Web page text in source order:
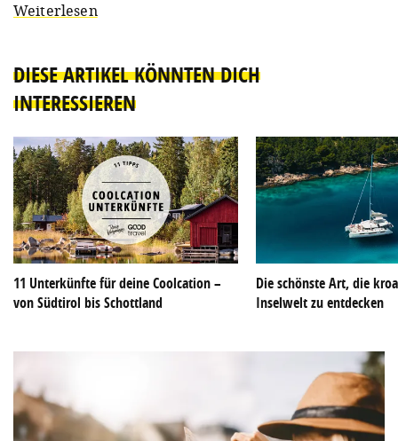
Weiterlesen
DIESE ARTIKEL KÖNNTEN DICH
INTERESSIEREN
11 Unterkünfte für deine Coolcation –
von Südtirol bis Schottland
Die schönste Art, die
Inselwelt zu entdecken